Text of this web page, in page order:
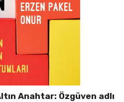
Anahtar: Özgüven adlı